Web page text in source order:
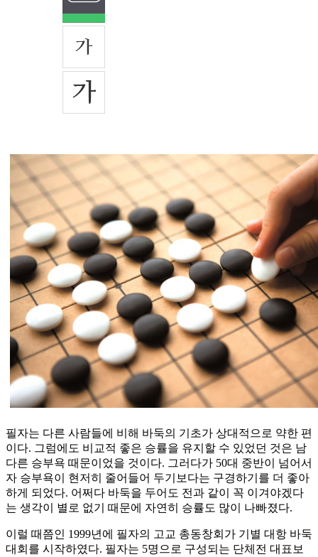
필자는 다른 사람들에 비해 바둑의 기초가 상대적으로 약한 편
이다. 그럼에도 비교적 좋은 승률을 유지할 수 있었던 것은 남
다른 승부욕 때문이었을 것이다. 그러다가 50대 중반이 넘어서
자 승부욕이 현저히 줄어들어 두기보다는 구경하기를 더 좋아
하게 되었다. 어쩌다 바둑을 두어도 전과 같이 꼭 이겨야겠다
는 생각이 별로 없기 때문에 자연히 승률도 많이 나빠졌다.
이럴 때쯤인 1999년에 필자의 고교 총동창회가 기별 대항 바둑
대회를 시작하였다. 필자는 5명으로 구성되는 단체전 대표보